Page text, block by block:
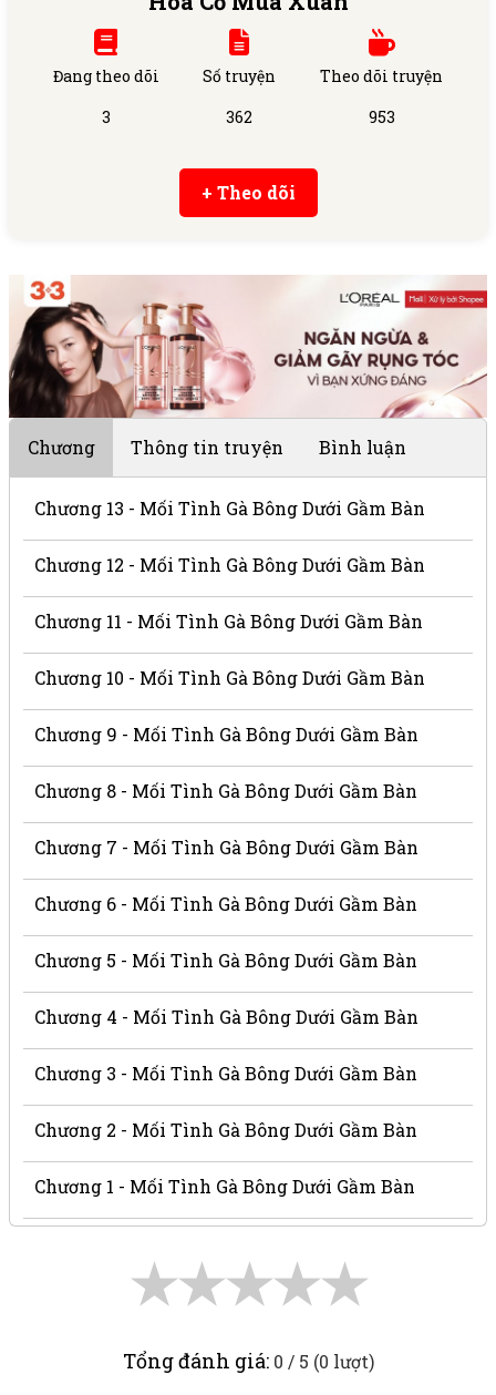
Đang theo dõi
3
Số truyện
362
Theo dõi truyện
953
+ Theo dõi
Chương Thông tin truyện Bình luận
Chương 13 - Mối Tình Gà Bông Dưới Gầm Bàn
Chương 12 - Mối Tình Gà Bông Dưới Gầm Bàn
Chương 11 - Mối Tình Gà Bông Dưới Gầm Bàn
Chương 10 - Mối Tình Gà Bông Dưới Gầm Bàn
Chương 9 - Mối Tình Gà Bông Dưới Gầm Bàn
Chương 8 - Mối Tình Gà Bông Dưới Gầm Bàn
Chương 7 - Mối Tình Gà Bông Dưới Gầm Bàn
Chương 6 - Mối Tình Gà Bông Dưới Gầm Bàn
Chương 5 - Mối Tình Gà Bông Dưới Gầm Bàn
Chương 4 - Mối Tình Gà Bông Dưới Gầm Bàn
Chương 3 - Mối Tình Gà Bông Dưới Gầm Bàn
Chương 2 - Mối Tình Gà Bông Dưới Gầm Bàn
Chương 1 - Mối Tình Gà Bông Dưới Gầm Bàn
★
★
★
★
★
Tổng đánh giá: 0 / 5 (0 lượt)